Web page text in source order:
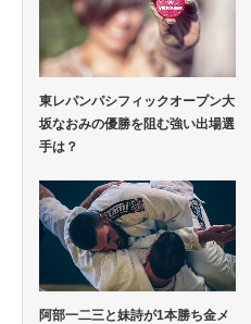
東レパンパシフィックオープン大
坂なおみの優勝を阻む強い出場選
手は？
阿部一二三と妹詩が1本勝ち金メ